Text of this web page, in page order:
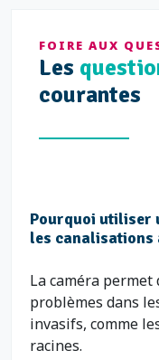
FOIRE AUX
Les
courantes
Pourquoi utiliser
les canalisations
La caméra permet
problèmes dans
invasifs, comme
racines.